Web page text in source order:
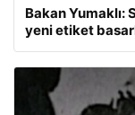
Bakan Yumaklı:
yeni etiket